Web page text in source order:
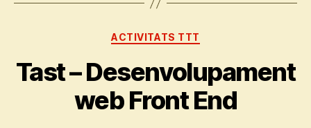
Categories
ACTIVITATS TTT
Tast – Desenvolupament
web Front End